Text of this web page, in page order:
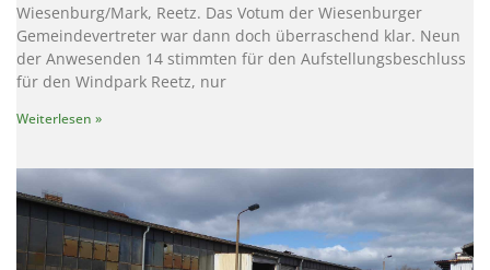
Wiesenburg/Mark, Reetz. Das Votum der Wiesenburger
Gemeindevertreter war dann doch überraschend klar. Neun
der Anwesenden 14 stimmten für den Aufstellungsbeschluss
für den Windpark Reetz, nur
Weiterlesen »